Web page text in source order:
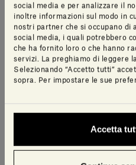
social media e per analizzare il
inoltre informazioni sul modo in
nostri partner che si occupano di
social media, i quali potrebbero
che ha fornito loro o che hanno
servizi. La preghiamo di leggere
Selezionando “Accetto tutti”
sopra. Per impostare le sue
Accetta
Una selezione di articoli
team di design